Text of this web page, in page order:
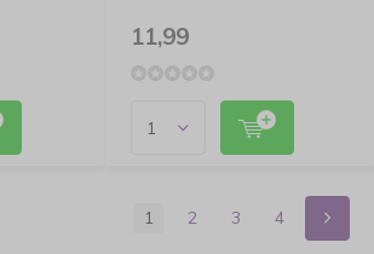
11,99
1 2 3 4